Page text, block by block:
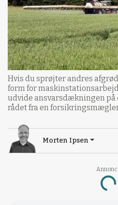
Loading...
Hvis du sprøjter andres
form for
udvide ansvarsdækningen
rådet fra en
Morten Ipsen